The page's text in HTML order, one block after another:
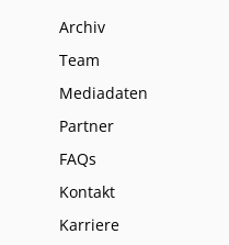
Archiv
Team
Mediadaten
Partner
FAQs
Kontakt
Karriere